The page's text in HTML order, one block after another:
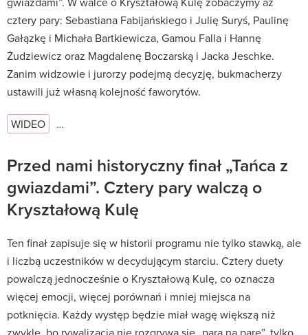
cztery pary: Sebastiana Fabijańskiego i Julię Suryś, Paulinę
Gałązkę i Michała Bartkiewicza, Gamou Falla i Hannę
Żudziewicz oraz Magdalenę Boczarską i Jacka Jeschke.
Zanim widzowie i jurorzy podejmą decyzję, bukmacherzy
ustawili już własną kolejność faworytów.
WIDEO …
Przed nami historyczny finał „Tańca z
gwiazdami”. Cztery pary walczą o
Kryształową Kulę
Ten finał zapisuje się w historii programu nie tylko stawką, ale
i liczbą uczestników w decydującym starciu. Cztery duety
powalczą jednocześnie o Kryształową Kulę, co oznacza
więcej emocji, więcej porównań i mniej miejsca na
potknięcia. Każdy występ będzie miał wagę większą niż